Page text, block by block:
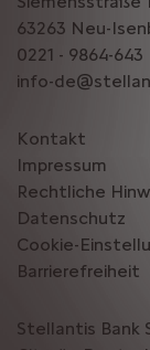
63263 Neu-
0221 - 9864-643
info-
Kontakt
Impressum
Rechtliche
Datenschutz
Cookie-
Barrierefreiheit
Stellantis Bank